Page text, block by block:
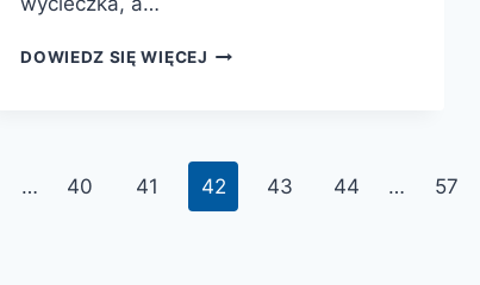
DOWIEDZ SIĘ WIĘCEJ „MAGIA
TATRZAŃSKIEGO
NARCIARSTWA
… 40 41 42 43 44 … 57